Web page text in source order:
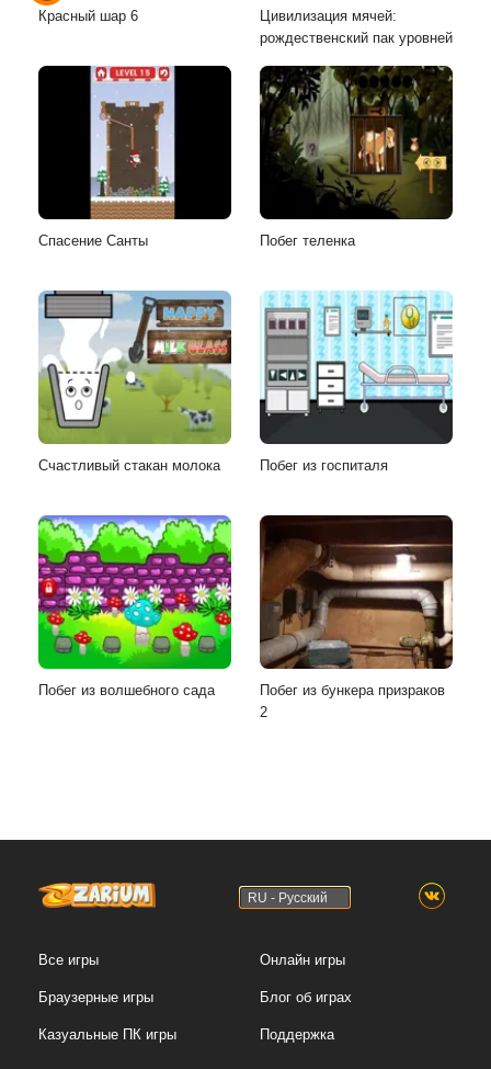
Красный шар 6
Цивилизация мячей:
рождественский пак уровней
Спасение Санты Побег теленка
Счастливый стакан молока Побег из госпиталя
Побег из волшебного сада
Побег из бункера призраков
2
RU - Русский
Все игры
Браузерные игры
Казуальные ПК игры
Онлайн игры
Блог об играх
Поддержка